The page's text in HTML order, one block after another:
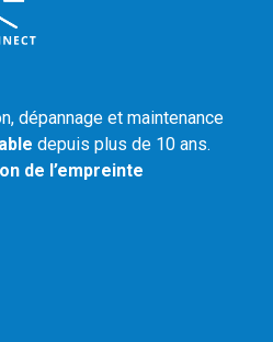
dépannage et maintenance
depuis plus de 10 ans.
de l’empreinte